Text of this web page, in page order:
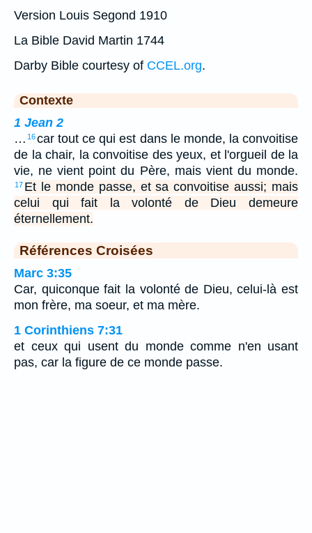
Version Louis Segond 1910
La Bible David Martin 1744
Darby Bible courtesy of CCEL.org.
Contexte
1 Jean 2
… 16car tout ce qui est dans le monde, la convoitise
de la chair, la convoitise des yeux, et l'orgueil de la
vie, ne vient point du Père, mais vient du monde.
17 Et le monde passe, et sa convoitise aussi; mais
celui qui fait la volonté de Dieu demeure
éternellement.
Références Croisées
Marc 3:35
Car, quiconque fait la volonté de Dieu, celui-là est
mon frère, ma soeur, et ma mère.
1 Corinthiens 7:31
et ceux qui usent du monde comme n'en usant
pas, car la figure de ce monde passe.